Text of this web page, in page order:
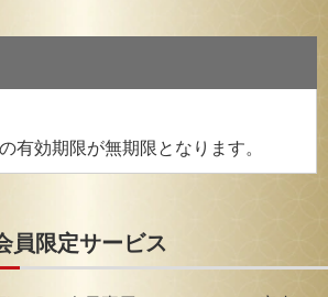
有効期限が無期限となります。
員限定サービス